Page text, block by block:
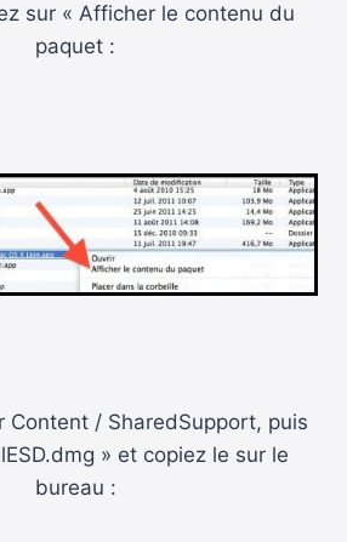
sur « Afficher le contenu du
paquet :
Content / SharedSupport, puis
» et copiez le sur le
bureau :